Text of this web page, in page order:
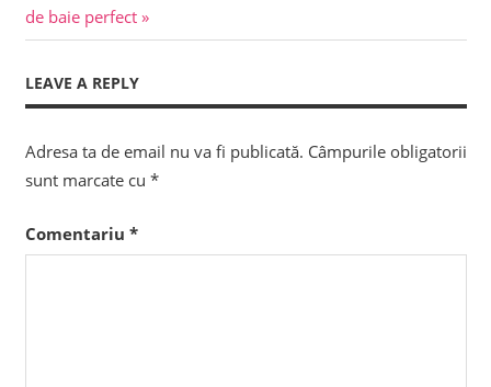
articole
Post:
de baie perfect
LEAVE A REPLY
Adresa ta de email nu va fi publicată. Câmpurile obligatorii
sunt marcate cu *
Comentariu *